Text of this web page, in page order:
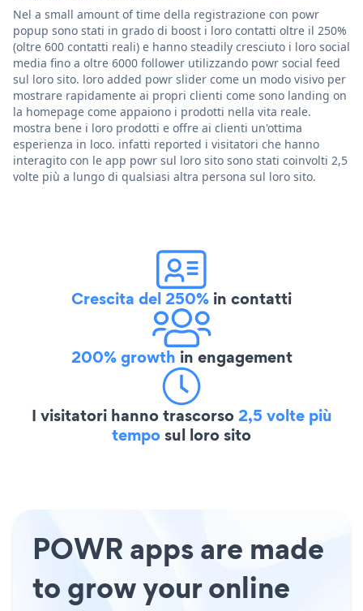
Nel a small amount of time della registrazione con powr
popup sono stati in grado di boost i loro contatti oltre il 250%
(oltre 600 contatti reali) e hanno steadily cresciuto i loro social
media fino a oltre 6000 follower utilizzando powr social feed
sul loro sito. loro added powr slider come un modo visivo per
mostrare rapidamente ai propri clienti come sono landing on
la homepage come appaiono i prodotti nella vita reale.
mostra bene i loro prodotti e offre ai clienti un'ottima
esperienza in loco. infatti reported i visitatori che hanno
interagito con le app powr sul loro sito sono stati coinvolti 2,5
volte più a lungo di qualsiasi altra persona sul loro sito.
Crescita del 250% in contatti
200% growth in engagement
I visitatori hanno trascorso2,5 volte più
temposul loro sito
POWR apps are made
to grow your online